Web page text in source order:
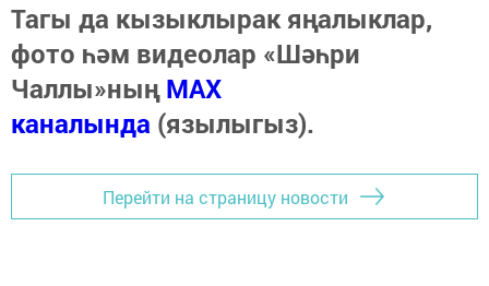
Тагы да кызыклырак яңалыклар,
фото һәм видеолар «Шәһри
Чаллы»ныңMAX
каналында (язылыгыз).
Перейти на страницу новости